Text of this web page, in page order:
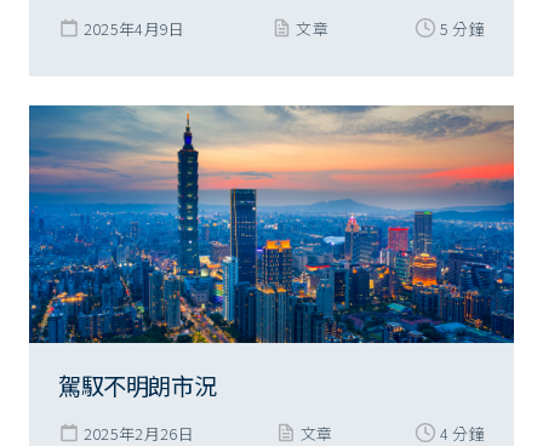
2025年4月9日 文章 5 分鐘
駕馭不明朗市況
2025年2月26日 文章 4 分鐘